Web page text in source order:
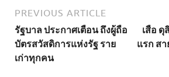
PREVIOUS ARTICLE
รัฐบาล ประกาศเตือน ถึงผู้ถือ
บัตรสวัสดิการแห่งรัฐ ราย
เก่าทุกคน
เสือ ดุ
แรก ส